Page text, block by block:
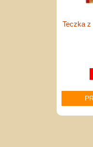
Teczka z